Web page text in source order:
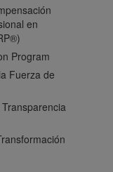
en
Program
Fuerza de